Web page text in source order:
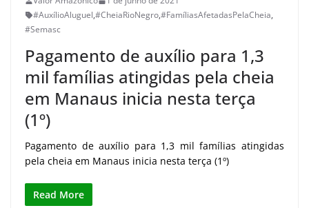
#AuxílioAluguel,#CheiaRioNegro,#FamíliasAfetadasPelaCheia,
#Semasc
Pagamento de auxílio para 1,3
mil famílias atingidas pela cheia
em Manaus inicia nesta terça
(1º)
Pagamento de auxílio para 1,3 mil famílias atingidas
pela cheia em Manaus inicia nesta terça (1º)
Read More